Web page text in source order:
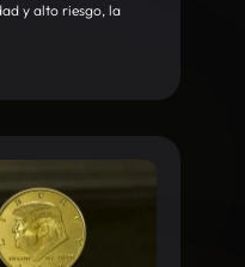
y alto riesgo, la